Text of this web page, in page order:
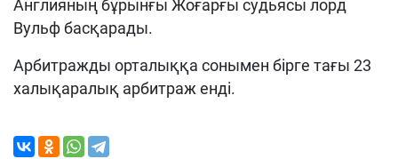
Англияның бұрынғы Жоғарғы судьясы лорд
Вульф басқарады.
Арбитражды орталыққа сонымен бірге тағы 23
халықаралық арбитраж енді.